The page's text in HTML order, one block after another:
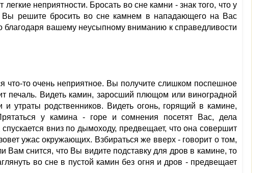
неприятности. Бросать во сне камни - знак того, что у
Вы решите бросить во сне камнем в нападающего на Вас
благодаря вашему неусыпному вниманию к справедливости
что-то очень неприятное. Вы получите слишком поспешное
печаль. Видеть камин, заросший плющом или виноградной
утраты родственников. Видеть огонь, горящий в камине,
у камина - горе и сомнения посетят Вас, дела
вниз по дымоходу, предвещает, что она совершит
ужас окружающих. Взбираться же вверх - говорит о том,
Вам снится, что Вы видите подставку для дров в камине, то
во сне в пустой камин без огня и дров - предвещает